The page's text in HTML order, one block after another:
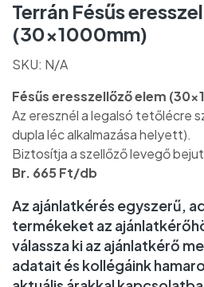
Terrán Fésűs
(30x1000mm)
SKU: N/A
Fésűs eresszellőző elem
Az eresznél a legalsó tetőlécre
dupla léc alkalmazása helyett).
Biztosítja a szellőző levegő
Br. 665 Ft/db
Az ajánlatkérés egyszerű,
termékeket az
válassza ki az ajánlatkérő
adatait és kollégáink